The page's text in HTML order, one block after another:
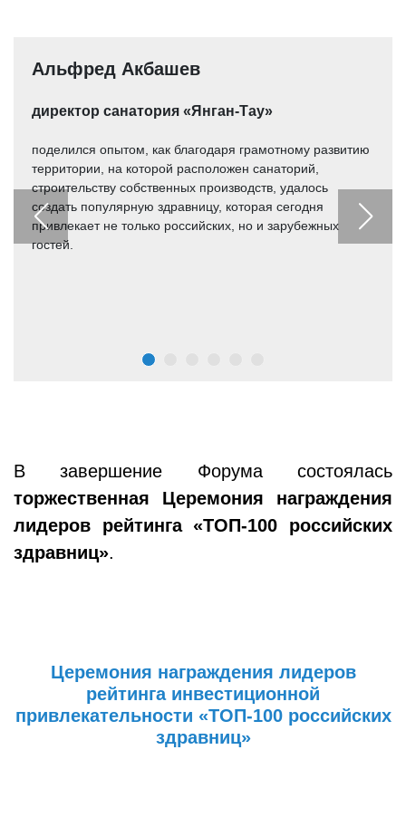
Альфред Акбашев
директор санатория «Янган-Тау»
поделился опытом, как благодаря грамотному развитию
территории, на которой расположен санаторий,
строительству собственных производств, удалось
создать популярную здравницу, которая сегодня
привлекает не только российских, но и зарубежных
гостей.
В завершение Форума состоялась
торжественная Церемония награждения
лидеров рейтинга «ТОП-100 российских
здравниц».
Церемония награждения лидеров
рейтинга инвестиционной
привлекательности «ТОП-100 российских
здравниц»